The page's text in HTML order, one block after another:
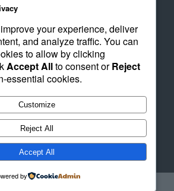
your experience, deliver
and analyze traffic. You can
to allow by clicking
Accept Allto consent orReject
essential cookies.
Customize
Reject All
Accept All
by